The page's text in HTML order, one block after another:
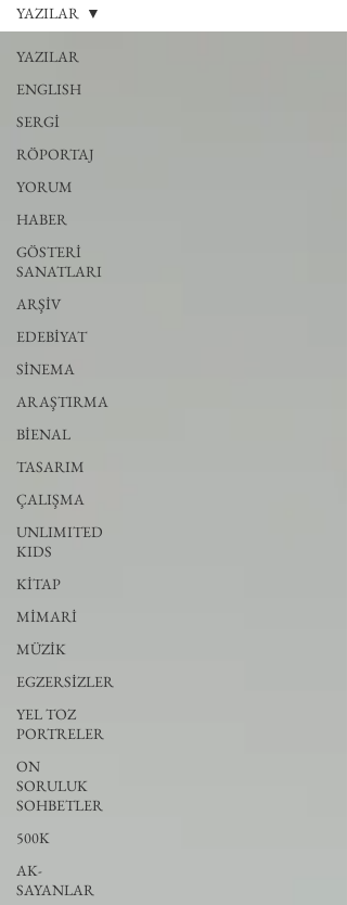
YAZILAR
ENGLISH
SERGİ
RÖPORTAJ
YORUM
HABER
GÖSTERİ
SANATLARI
ARŞİV
EDEBİYAT
SİNEMA
ARAŞTIRMA
BİENAL
TASARIM
ÇALIŞMA
UNLIMITED
KIDS
KİTAP
MİMARİ
MÜZİK
EGZERSİZLER
YEL TOZ
PORTRELER
ON
SORULUK
SOHBETLER
500K
AK-
SAYANLAR
YAZILAR